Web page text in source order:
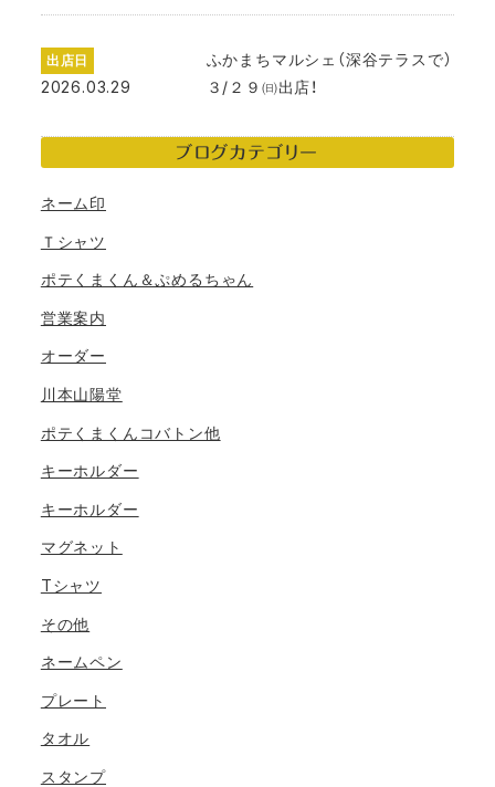
出店日
2026.03.29
ふかまちマルシェ（深谷テラスで）
３/２９㈰出店！
ブログカテゴリー
ネーム印
Ｔシャツ
ポテくまくん＆ぷめるちゃん
営業案内
オーダー
川本山陽堂
ポテくまくんコバトン他
キーホルダー
キーホルダー
マグネット
Tシャツ
その他
ネームペン
プレート
タオル
スタンプ